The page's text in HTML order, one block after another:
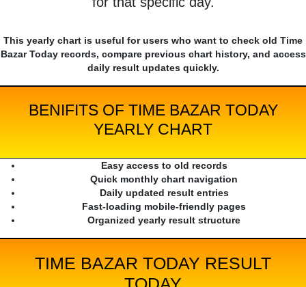
This yearly chart is useful for users who want to check old Time
Bazar Today records, compare previous chart history, and access
daily result updates quickly.
BENIFITS OF TIME BAZAR TODAY
YEARLY CHART
Easy access to old records
Quick monthly chart navigation
Daily updated result entries
Fast-loading mobile-friendly pages
Organized yearly result structure
TIME BAZAR TODAY RESULT